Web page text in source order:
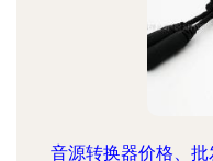
音源转换器价格、